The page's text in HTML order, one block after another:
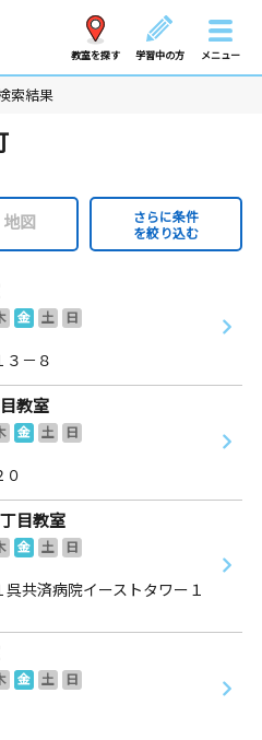
教室を探す 学習中の方 メニュー
索結果
地図
さらに条件
を絞り込む
金 土
日
－８
教室
金 土
日
目教室
金 土
日
共済病院イーストタワー１
金 土
日